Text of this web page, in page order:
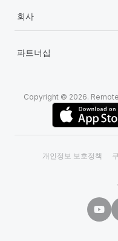
회사
파트너십
Copyright © 2026.
개인정보 보호정책